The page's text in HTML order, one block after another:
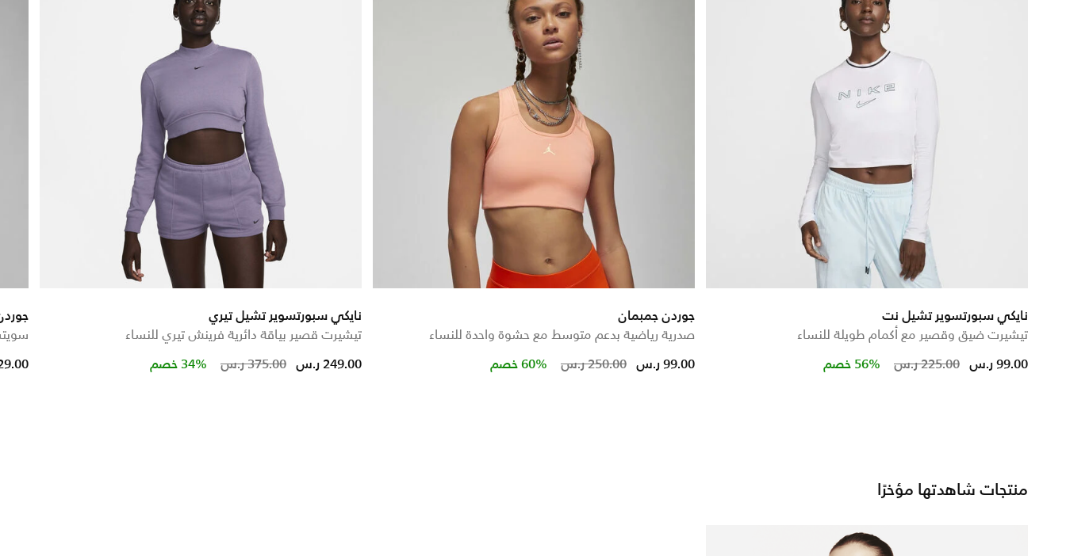
نايكي سبورتسوير تشيل نت
تيشيرت ضيق وقصير مع أكمام طويلة للنساء
Price reduced from225.00 ر.س to 99.00 ر.س 56% خصم
جوردن جمبمان
صدرية رياضية بدعم متوسط مع حشوة واحدة للنساء
Price reduced from
250.00 ر.س
to 99.00 ر.س 60% خصم
نايكي سبورتسوير تشيل تيري
تيشيرت قصير بياقة دائرية فرينش تيري للنساء
Price reduced from
375.00 ر.س to 249.00 ر.س 34% خصم
from
منتجات شاهدتها مؤخرًا